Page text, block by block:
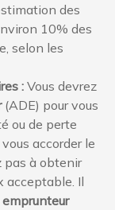
des
10% des
selon les
: Vous devrez
(ADE) pour vous
ou de perte
accorder le
pas à obtenir
acceptable. Il